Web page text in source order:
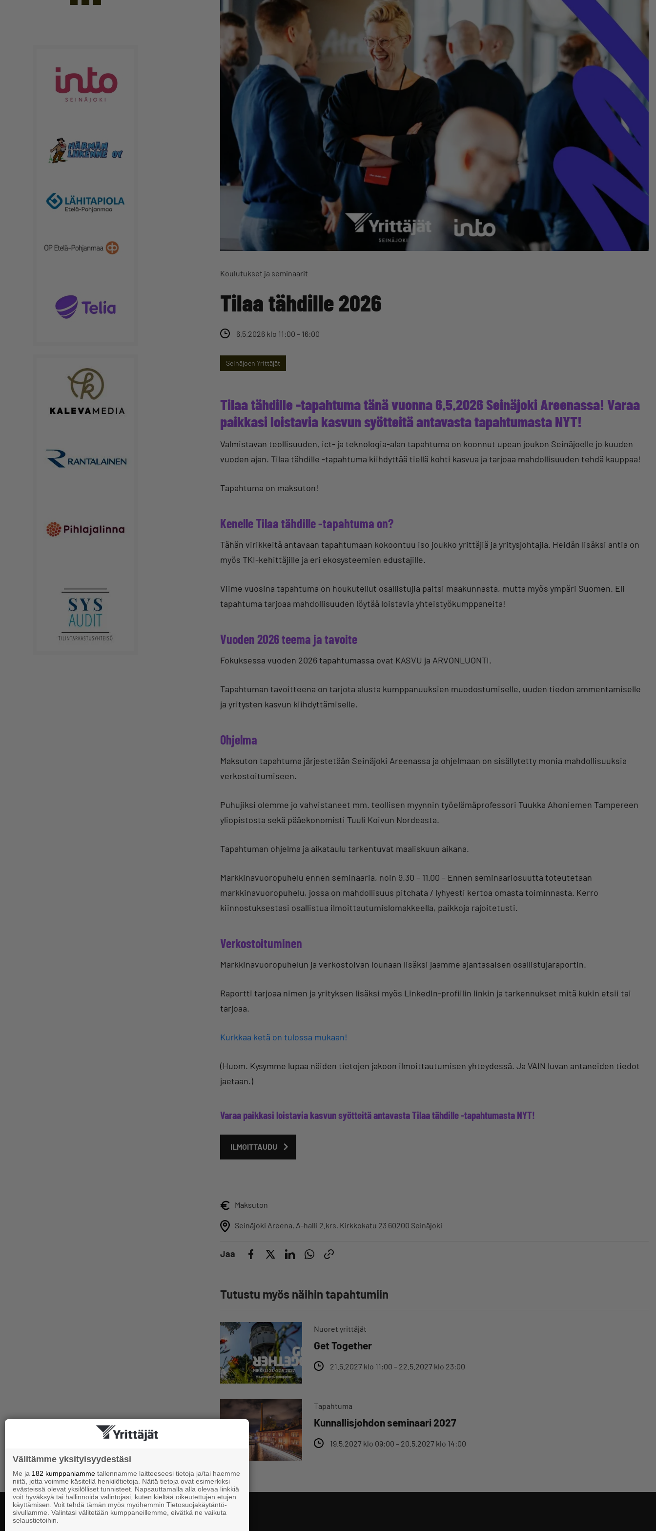
Koulutukset ja seminaarit
Tilaa tähdille 2026
6.5.2026 klo 11:00 – 16:00
Seinäjoen Yrittäjät
Tilaa tähdille -tapahtuma tänä vuonna 6.5.2026 Seinäjoki Areenassa! Varaa
paikkasi loistavia kasvun syötteitä antavasta tapahtumasta NYT!
Valmistavan teollisuuden, ict- ja teknologia-alan tapahtuma on koonnut upean joukon Seinäjoelle jo kuuden
vuoden ajan. Tilaa tähdille -tapahtuma kiihdyttää tiellä kohti kasvua ja tarjoaa mahdollisuuden tehdä kauppaa!
Tapahtuma on maksuton!
Kenelle Tilaa tähdille -tapahtuma on?
Tähän virikkeitä antavaan tapahtumaan kokoontuu iso joukko yrittäjiä ja yritysjohtajia. Heidän lisäksi antia on
myös TKI-kehittäjille ja eri ekosysteemien edustajille.
Viime vuosina tapahtuma on houkutellut osallistujia paitsi maakunnasta, mutta myös ympäri Suomen. Eli
tapahtuma tarjoaa mahdollisuuden löytää loistavia yhteistyökumppaneita!
Vuoden 2026 teema ja tavoite
Fokuksessa vuoden 2026 tapahtumassa ovat KASVU ja ARVONLUONTI.
Tapahtuman tavoitteena on tarjota alusta kumppanuuksien muodostumiselle, uuden tiedon ammentamiselle
ja yritysten kasvun kiihdyttämiselle.
Ohjelma
Maksuton tapahtuma järjestetään Seinäjoki Areenassa ja ohjelmaan on sisällytetty monia mahdollisuuksia
verkostoitumiseen.
Puhujiksi olemme jo vahvistaneet mm. teollisen myynnin työelämäprofessori Tuukka Ahoniemen Tampereen
yliopistosta sekä pääekonomisti Tuuli Koivun Nordeasta.
Tapahtuman ohjelma ja aikataulu tarkentuvat maaliskuun aikana.
Markkinavuoropuhelu ennen seminaaria, noin 9.30 – 11.00 – Ennen seminaariosuutta toteutetaan
markkinavuoropuhelu, jossa on mahdollisuus pitchata / lyhyesti kertoa omasta toiminnasta. Kerro
kiinnostuksestasi osallistua ilmoittautumislomakkeella, paikkoja rajoitetusti.
Verkostoituminen
Markkinavuoropuhelun ja verkostoivan lounaan lisäksi jaamme ajantasaisen osallistujaraportin.
Raportti tarjoaa nimen ja yrityksen lisäksi myös LinkedIn-profiilin linkin ja tarkennukset mitä kukin etsii tai
tarjoaa.
Kurkkaa ketä on tulossa mukaan!
(Huom. Kysymme lupaa näiden tietojen jakoon ilmoittautumisen yhteydessä. Ja VAIN luvan antaneiden tiedot
jaetaan.)
Varaa paikkasi loistavia kasvun syötteitä antavasta Tilaa tähdille -tapahtumasta NYT!
ILMOITTAUDU
Maksuton
Seinäjoki Areena, A-halli 2.krs, Kirkkokatu 23 60200 Seinäjoki
Jaa
Tutustu myös näihin tapahtumiin
Nuoret yrittäjät
Get Together
21.5.2027 klo 11:00 – 22.5.2027 klo 23:00
Tapahtuma
Kunnallisjohdon seminaari 2027
19.5.2027 klo 09:00 – 20.5.2027 klo 14:00
Välitämme yksityisyydestäsi
Me ja 182 kumppaniamme tallennamme laitteeseesi tietoja ja/tai haemme
niitä, jotta voimme käsitellä henkilötietoja. Näitä tietoja ovat esimerkiksi
evästeissä olevat yksilölliset tunnisteet. Napsauttamalla alla olevaa linkkiä
voit hyväksyä tai hallinnoida valintojasi, kuten kieltää oikeutettujen etujen
käyttämisen. Voit tehdä tämän myös myöhemmin Tietosuojakäytäntö-
sivullamme. Valintasi välitetään kumppaneillemme, eivätkä ne vaikuta
selaustietoihin.